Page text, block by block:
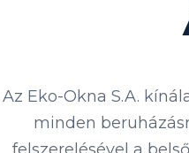
Az Eko-Okna S.A.
minden